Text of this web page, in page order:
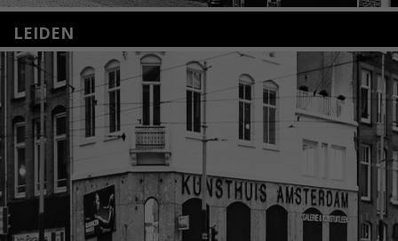
LEIDEN
Nieuwstraat 35
2312 KA Leiden
+31(0)71 – 52 84 480
info@kunsthuisleiden.nl
Lees meer